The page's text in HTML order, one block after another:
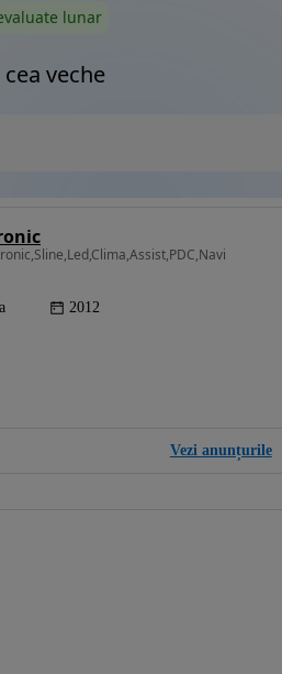
lunar
cea veche
2012
Vezi anunțurile